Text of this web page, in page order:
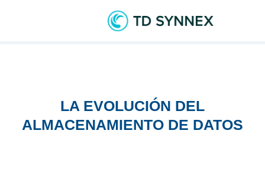
LA EVOLUCIÓN DEL
ALMACENAMIENTO DE DATOS